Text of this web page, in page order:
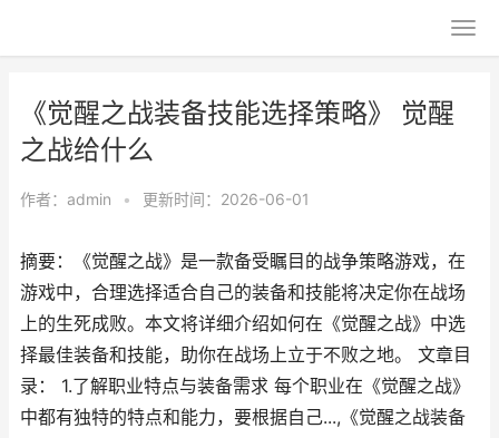
《觉醒之战装备技能选择策略》 觉醒
之战给什么
作者： admin • 更新时间：2026-06-01
摘要：《觉醒之战》是一款备受瞩目的战争策略游戏，在
游戏中，合理选择适合自己的装备和技能将决定你在战场
上的生死成败。本文将详细介绍如何在《觉醒之战》中选
择最佳装备和技能，助你在战场上立于不败之地。 文章目
录： 1.了解职业特点与装备需求 每个职业在《觉醒之战》
中都有独特的特点和能力，要根据自己...,《觉醒之战装备